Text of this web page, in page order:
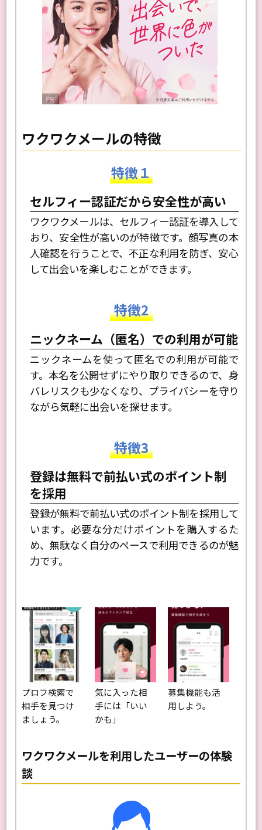
ワクワクメールの特徴
特徴１
セルフィー認証だから安全性が高い
ワクワクメールは、セルフィー認証を導入して
おり、安全性が高いのが特徴です。顔写真の本
人確認を行うことで、不正な利用を防ぎ、安心
特徴2
ニックネーム（匿名）での利用が可能
ニックネームを使って匿名での利用が可能で
す。本名を公開せずにやり取りできるので、身
バレリスクも少なくなり、プライバシーを守り
特徴3
登録は無料で前払い式のポイント制
を採用
登録が無料で前払い式のポイント制を採用して
います。必要な分だけポイントを購入するた
め、無駄なく自分のペースで利用できるのが魅
プロフ検索で
相手を見つけ
気に入った相
手には「いい
募集機能も活
ワクワクメールを利用したユーザーの体験
談